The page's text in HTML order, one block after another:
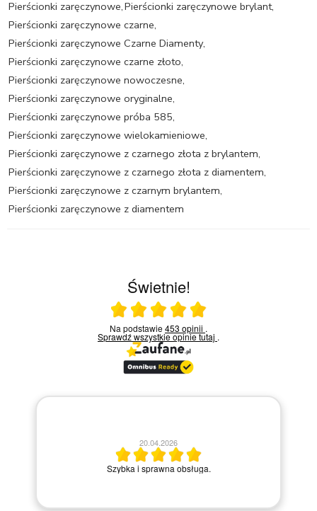
Pierścionki zaręczynowe,Pierścionki zaręczynowe brylant,
Pierścionki zaręczynowe czarne,
Pierścionki zaręczynowe Czarne Diamenty,
Pierścionki zaręczynowe czarne złoto,
Pierścionki zaręczynowe nowoczesne,
Pierścionki zaręczynowe oryginalne,
Pierścionki zaręczynowe próba 585,
Pierścionki zaręczynowe wielokamieniowe,
Pierścionki zaręczynowe z czarnego złota z brylantem,
Pierścionki zaręczynowe z czarnego złota z diamentem,
Pierścionki zaręczynowe z czarnym brylantem,
Pierścionki zaręczynowe z diamentem
Świetnie!
Ocena średnia 5 na 5
Na podstawie453 opinii .
Sprawdź wszystkie opinietutaj .
20.04.2026
Szybka i sprawna obsługa.